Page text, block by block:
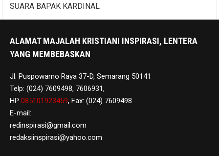
SUARA BAPAK KARDINAL
ALAMAT MAJALAH KRISTIANI INSPIRASI, LENTERA
YANG MEMBEBASKAN
Jl. Puspowarno Raya 37-D, Semarang 50141
Telp: (024) 7609498, 7606931,
HP 085101923459, Fax: (024) 7609498
E-mail:
redinspirasi@gmail.com
redaksiinspirasi@yahoo.com